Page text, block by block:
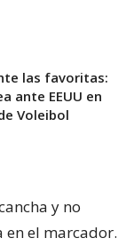
las favoritas:
ante EEUU en
Voleibol
y no
en el marcador.